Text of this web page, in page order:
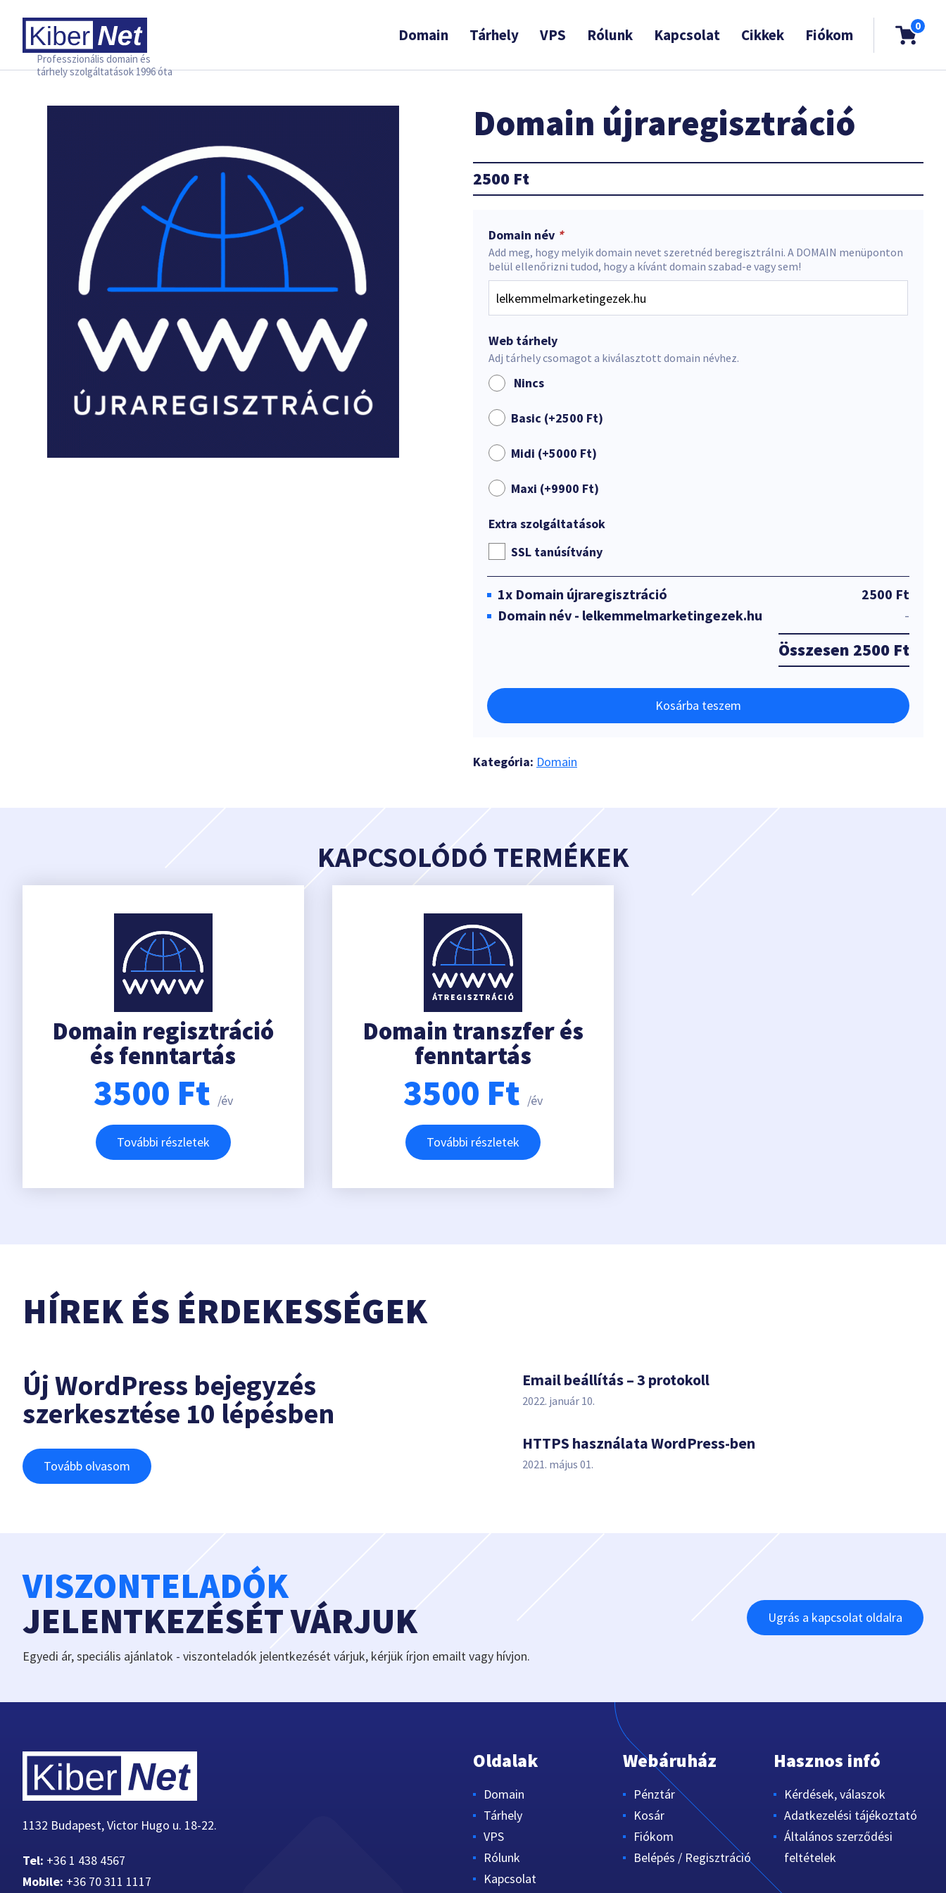
Professzionális domain és
tárhely szolgáltatások 1996 óta
Domain Tárhely VPS Rólunk Kapcsolat Cikkek Fiókom 0
Domain újraregisztráció
2500 Ft
Domain név *
Add meg, hogy melyik domain nevet szeretnéd beregisztrálni. A DOMAIN menüponton
belül ellenőrizni tudod, hogy a kívánt domain szabad-e vagy sem!
Web tárhely
Adj tárhely csomagot a kiválasztott domain névhez.
Nincs
Basic (+2500 Ft)
Midi (+5000 Ft)
Maxi (+9900 Ft)
Extra szolgáltatások
SSL tanúsítvány
1x Domain újraregisztráció
2500 Ft
Domain név - lelkemmelmarketingezek.hu
-
Összesen 2500 Ft
Kosárba teszem
Kategória: Domain
KAPCSOLÓDÓ TERMÉKEK
Domain regisztráció
és fenntartás
3500 Ft /év
További részletek
Domain transzfer és
fenntartás
3500 Ft /év
További részletek
HÍREK ÉS ÉRDEKESSÉGEK
Új WordPress bejegyzés
szerkesztése 10 lépésben
Tovább olvasom
Email beállítás – 3 protokoll
2022. január 10.
HTTPS használata WordPress-ben
2021. május 01.
VISZONTELADÓK
JELENTKEZÉSÉT VÁRJUK
Egyedi ár, speciális ajánlatok - viszonteladók jelentkezését várjuk, kérjük írjon emailt vagy hívjon.
Ugrás a kapcsolat oldalra
1132 Budapest, Victor Hugo u. 18-22.
Tel: +36 1 438 4567
Mobile: +36 70 311 1117
Oldalak
Domain
Tárhely
VPS
Rólunk
Kapcsolat
Webáruház
Pénztár
Kosár
Fiókom
Belépés / Regisztráció
Hasznos infó
Kérdések, válaszok
Adatkezelési tájékoztató
Általános szerződési
feltételek